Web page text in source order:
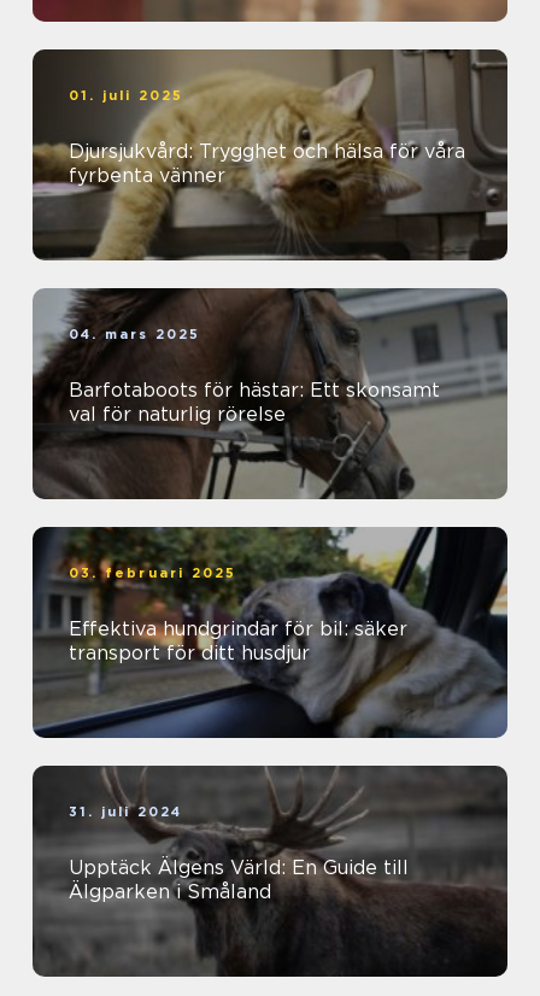
01. juli 2025
Djursjukvård: Trygghet och hälsa för våra
fyrbenta vänner
04. mars 2025
Barfotaboots för hästar: Ett skonsamt
val för naturlig rörelse
03. februari 2025
Effektiva hundgrindar för bil: säker
transport för ditt husdjur
31. juli 2024
Upptäck Älgens Värld: En Guide till
Älgparken i Småland